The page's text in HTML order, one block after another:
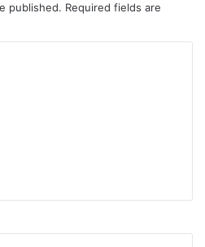
published. Required fields are